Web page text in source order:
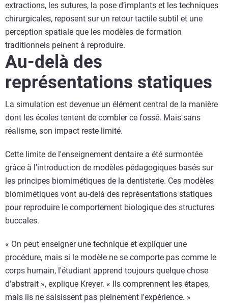
extractions, les sutures, la pose d’implants et les techniques
chirurgicales, reposent sur un retour tactile subtil et une
perception spatiale que les modèles de formation
traditionnels peinent à reproduire.
Au-delà des
représentations statiques
La simulation est devenue un élément central de la manière
dont les écoles tentent de combler ce fossé. Mais sans
réalisme, son impact reste limité.
Cette limite de l'enseignement dentaire a été surmontée
grâce à l'introduction de modèles pédagogiques basés sur
les principes biomimétiques de la dentisterie. Ces modèles
biomimétiques vont au-delà des représentations statiques
pour reproduire le comportement biologique des structures
buccales.
« On peut enseigner une technique et expliquer une
procédure, mais si le modèle ne se comporte pas comme le
corps humain, l'étudiant apprend toujours quelque chose
d'abstrait », explique Kreyer. « Ils comprennent les étapes,
mais ils ne saisissent pas pleinement l'expérience. »